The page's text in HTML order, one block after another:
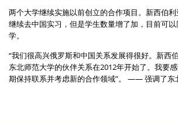
两个大学继续实施以前创立的合作项目。新西伯
继续去中国实习，但是学生数量增了加，目前可
学。
“我们很高兴俄罗斯和中国关系发展得很好。新西
东北师范大学的伙伴关系在2012年开始了。我要
期保持联系并考虑新的合作领域”。 —— 强调了东